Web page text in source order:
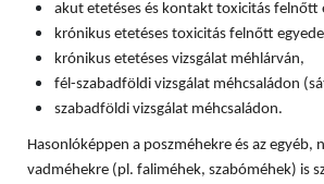
akut etetéses és kontakt toxicitás felnőtt
krónikus etetéses toxicitás felnőtt
krónikus etetéses vizsgálat méhlárván,
fél-szabadföldi vizsgálat méhcsaládon
szabadföldi vizsgálat méhcsaládon.
Hasonlóképpen a poszméhekre és az egyéb,
vadméhekre (pl. faliméhek, szabóméhek) is